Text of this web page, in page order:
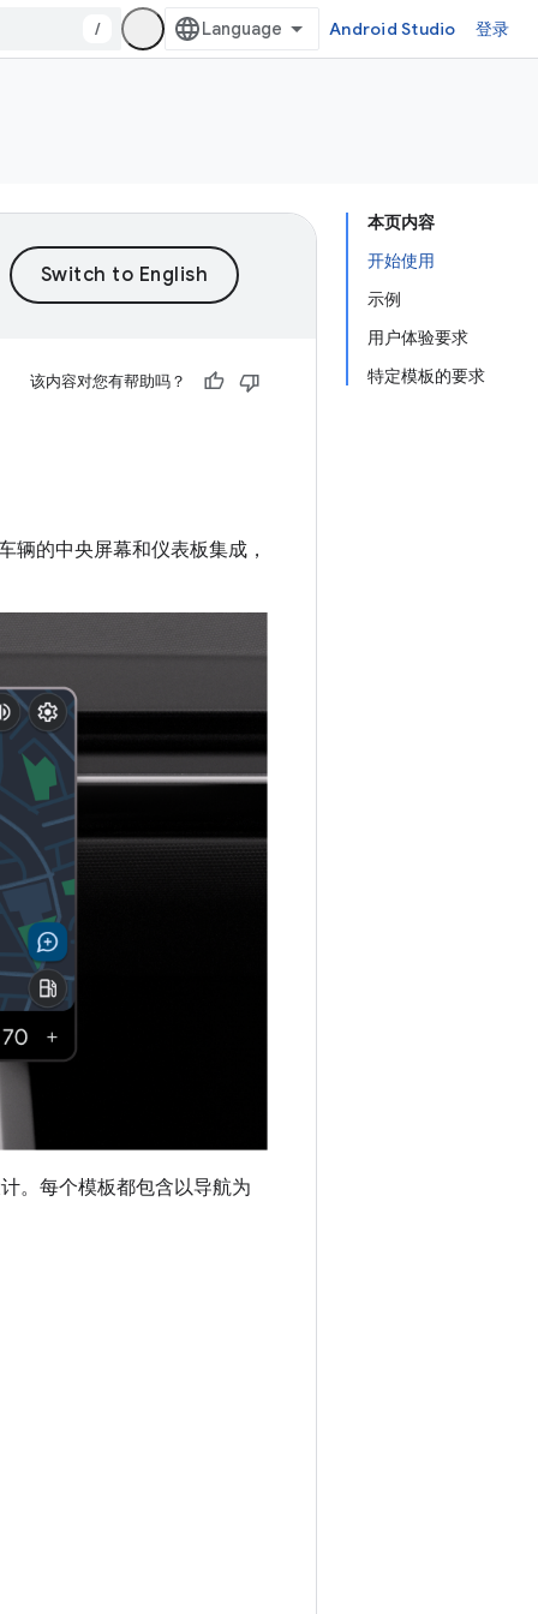
/ Android Studio 登录
本页内容
开始使用
示例
用户体验要求
特定模板的要求
该内容对您有帮助吗？
辆的中央屏幕和仪表板集成，
。每个模板都包含以导航为